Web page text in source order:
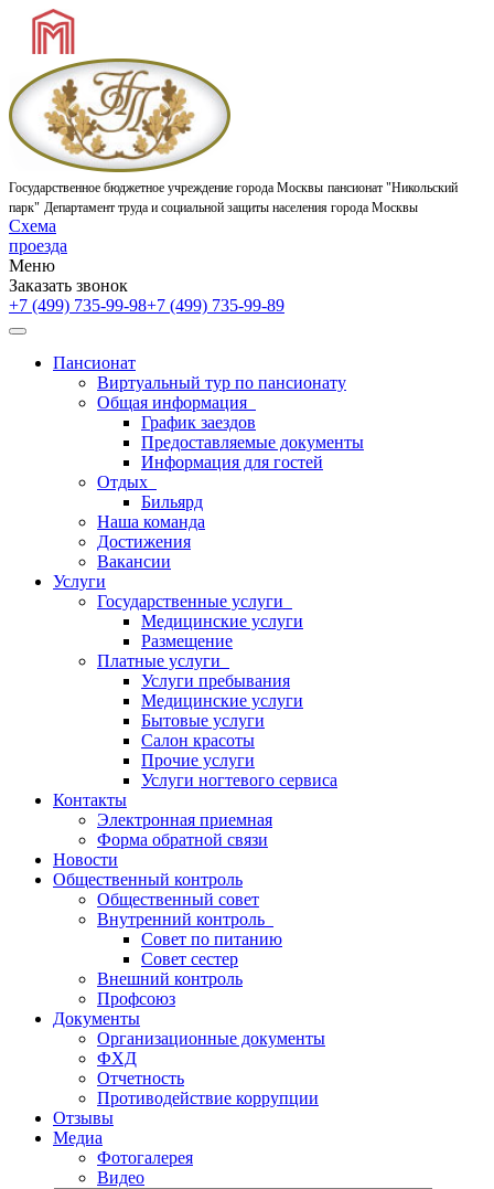
Государственное бюджетное учреждение города Москвы пансионат "Никольский
парк" Департамент труда и социальной защиты населения города Москвы
Схема
проезда
Меню
Заказать звонок
+7 (499) 735-99-98+7 (499) 735-99-89
Пансионат
Виртуальный тур по пансионату
Общая информация
График заездов
Предоставляемые документы
Информация для гостей
Отдых
Бильярд
Наша команда
Достижения
Вакансии
Услуги
Государственные услуги
Медицинские услуги
Размещение
Платные услуги
Услуги пребывания
Медицинские услуги
Бытовые услуги
Салон красоты
Прочие услуги
Услуги ногтевого сервиса
Контакты
Электронная приемная
Форма обратной связи
Новости
Общественный контроль
Общественный совет
Внутренний контроль
Совет по питанию
Совет сестер
Внешний контроль
Профсоюз
Документы
Организационные документы
ФХД
Отчетность
Противодействие коррупции
Отзывы
Медиа
Фотогалерея
Видео